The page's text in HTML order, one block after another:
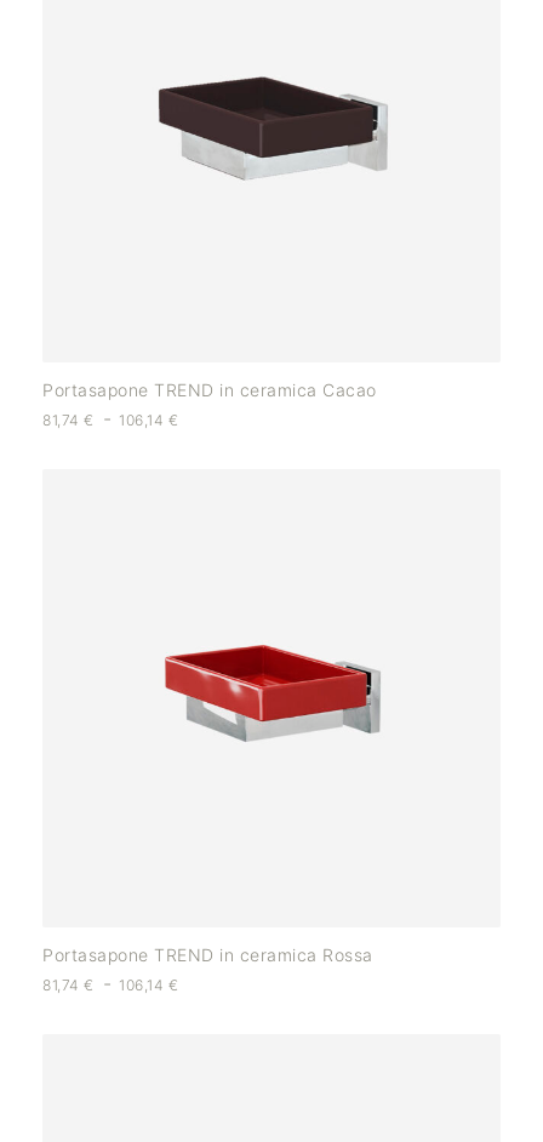
Portasapone TREND in ceramica Cacao
81,74 € - 106,14 €
Portasapone TREND in ceramica Rossa
81,74 € - 106,14 €